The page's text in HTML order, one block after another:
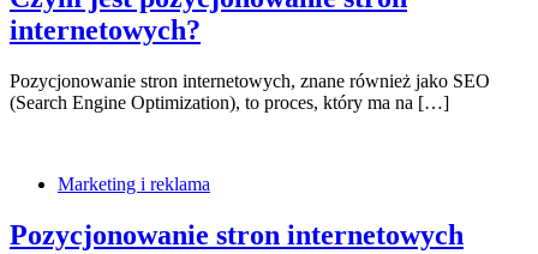
internetowych?
Pozycjonowanie stron internetowych, znane również jako SEO
(Search Engine Optimization), to proces, który ma na […]
Marketing i reklama
Pozycjonowanie stron internetowych